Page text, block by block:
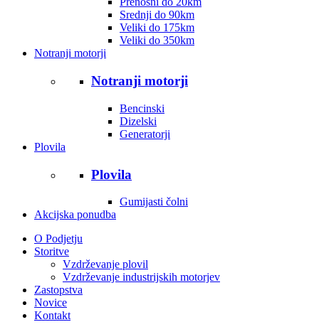
Srednji do 90km
Veliki do 175km
Veliki do 350km
Notranji motorji
Notranji motorji
Bencinski
Dizelski
Generatorji
Plovila
Plovila
Gumijasti čolni
Akcijska ponudba
O Podjetju
Storitve
Vzdrževanje plovil
Vzdrževanje industrijskih motorjev
Zastopstva
Novice
Kontakt